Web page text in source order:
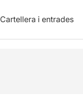
Cartellera i entrades